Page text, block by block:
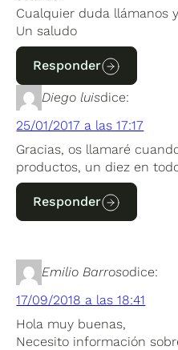
Cualquier duda llámanos
Un saludo
Responder
Diego luisdice:
25/01/2017 a las 17:17
Gracias, os llamaré
productos, un diez en
Responder
Emilio Barrosodice:
17/09/2018 a las 18:41
Hola muy buenas,
Necesito información